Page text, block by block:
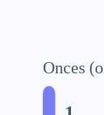
Onces